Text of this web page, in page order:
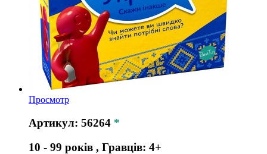
Просмотр
Артикул: 56264 *
10 - 99 років , Гравців: 4+